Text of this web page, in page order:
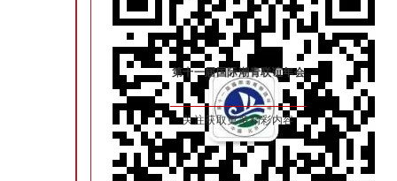
第十一届国际潮青联谊年会
关注获取更多精彩内容